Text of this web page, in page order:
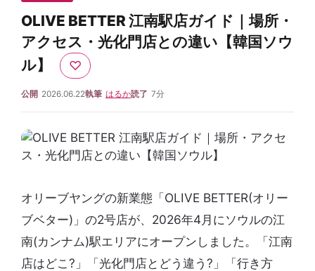
OLIVE BETTER 江南駅店ガイド｜場所・
アクセス・光化門店との違い【韓国ソウ
ル】
♡
公開 2026.06.22執筆 はるか読了 7分
オリーブヤングの新業態「OLIVE BETTER(オリー
ブベター)」の2号店が、2026年4月にソウルの江
南(カンナム)駅エリアにオープンしました。「江南
店はどこ?」「光化門店とどう違う?」「行き方